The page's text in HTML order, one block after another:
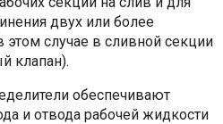
двух или более
этом случае в сливной секции
клапан).
обеспечивают
и отвода рабочей жидкости